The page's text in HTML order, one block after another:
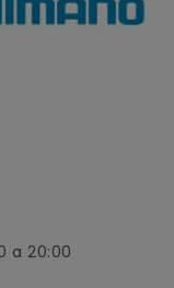
a 20:00